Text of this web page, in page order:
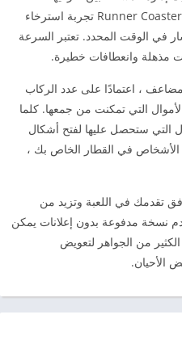
باستخدام آليات ألعاب “العداء” ، يقدم Runner Coaster تجربة استرخاء
في الوقت المحدد. تعتبر السرعة
مذهلة وانعطافات خطيرة.
، اعتمادًا على عدد الركاب
التي تمكنت من جمعها. كلما
التي ستحصل عليها لفتح أشكال
الأشخاص في القطار الخاص بك ،
تقدمك في اللعبة وتزيد من
نسخة مدفوعة بدون إعلانات يمكن
من الجواهر لتعويض
الأحيان.